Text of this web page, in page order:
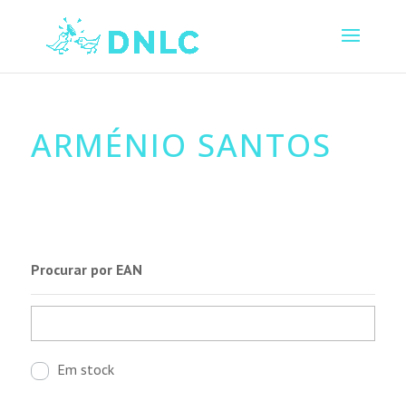
ARMÉNIO SANTOS
Procurar por EAN
Em stock